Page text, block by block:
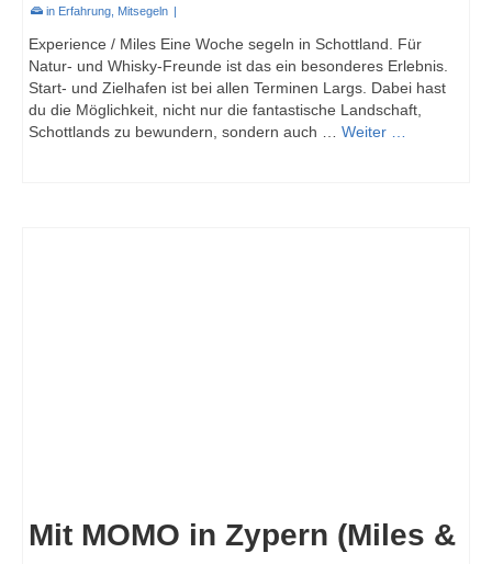
in Erfahrung Mitsegeln |
Experience / Miles Eine Woche segeln in Schottland. Für
Natur- und Whisky-Freunde ist das ein besonderes Erlebnis.
Start- und Zielhafen ist bei allen Terminen Largs. Dabei hast
du die Möglichkeit, nicht nur die fantastische Landschaft,
Schottlands zu bewundern, sondern auch … Weiter …
Mit MOMO in Zypern (Miles &